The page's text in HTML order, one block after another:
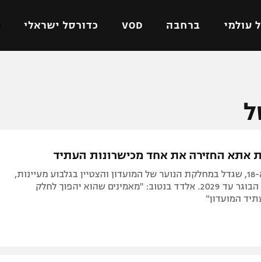
עולמי ברחבה VOD כדורסל ישראלי
ישראל
ליגה ספרדית
הפועל חולון
אתא החזירה את אחד מכישרונות העתיד
טרושקין בן ה-18, שגדל במחלקת הנוער של המועדון והצטיין בגלבוע מעיינות,
מצטרף לסגל הבוגר עד 2029. אלדד בנטוב: "מאמינים שהוא יהפוך לחלק
המועדון"